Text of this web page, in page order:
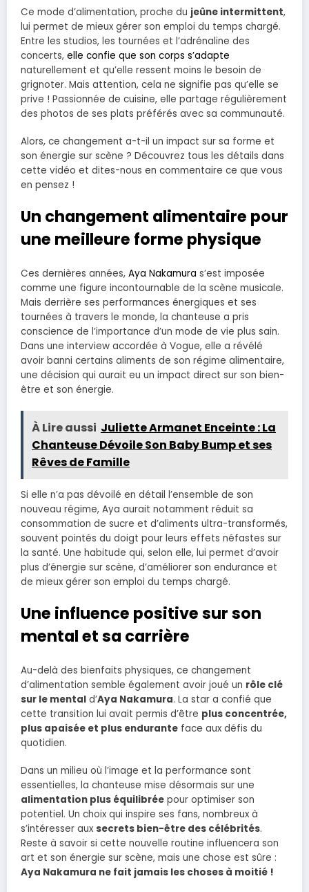
Ce mode d’alimentation, proche du jeûne intermittent,
lui permet de mieux gérer son emploi du temps chargé.
Entre les studios, les tournées et l’adrénaline des
concerts, elle confie que son corps s’adapte
naturellement et qu’elle ressent moins le besoin de
grignoter. Mais attention, cela ne signifie pas qu’elle se
prive ! Passionnée de cuisine, elle partage régulièrement
des photos de ses plats préférés avec sa communauté.
Alors, ce changement a-t-il un impact sur sa forme et
son énergie sur scène ? Découvrez tous les détails dans
cette vidéo et dites-nous en commentaire ce que vous
en pensez !
Un changement alimentaire pour
une meilleure forme physique
Ces dernières années, Aya Nakamura s’est imposée
comme une figure incontournable de la scène musicale.
Mais derrière ses performances énergiques et ses
tournées à travers le monde, la chanteuse a pris
conscience de l’importance d’un mode de vie plus sain.
Dans une interview accordée à Vogue, elle a révélé
avoir banni certains aliments de son régime alimentaire,
une décision qui aurait eu un impact direct sur son bien-
être et son énergie.
À Lire aussi Juliette Armanet Enceinte : La
Chanteuse Dévoile Son Baby Bump et ses
Rêves de Famille
Si elle n’a pas dévoilé en détail l’ensemble de son
nouveau régime, Aya aurait notamment réduit sa
consommation de sucre et d’aliments ultra-transformés,
souvent pointés du doigt pour leurs effets néfastes sur
la santé. Une habitude qui, selon elle, lui permet d’avoir
plus d’énergie sur scène, d’améliorer son endurance et
de mieux gérer son emploi du temps chargé.
Une influence positive sur son
mental et sa carrière
Au-delà des bienfaits physiques, ce changement
d’alimentation semble également avoir joué un rôle clé
sur le mental d’Aya Nakamura. La star a confié que
cette transition lui avait permis d’être plus concentrée,
plus apaisée et plus endurante face aux défis du
quotidien.
Dans un milieu où l’image et la performance sont
essentielles, la chanteuse mise désormais sur une
alimentation plus équilibrée pour optimiser son
potentiel. Un choix qui inspire ses fans, nombreux à
s’intéresser aux secrets bien-être des célébrités.
Reste à savoir si cette nouvelle routine influencera son
art et son énergie sur scène, mais une chose est sûre :
Aya Nakamura ne fait jamais les choses à moitié !